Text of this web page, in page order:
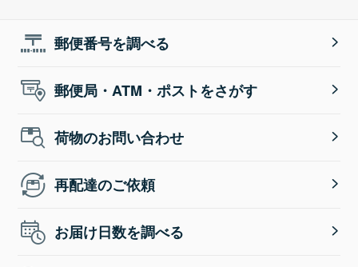
郵便番号を調べる
郵便局・ATM・ポストをさがす
荷物のお問い合わせ
再配達のご依頼
お届け日数を調べる